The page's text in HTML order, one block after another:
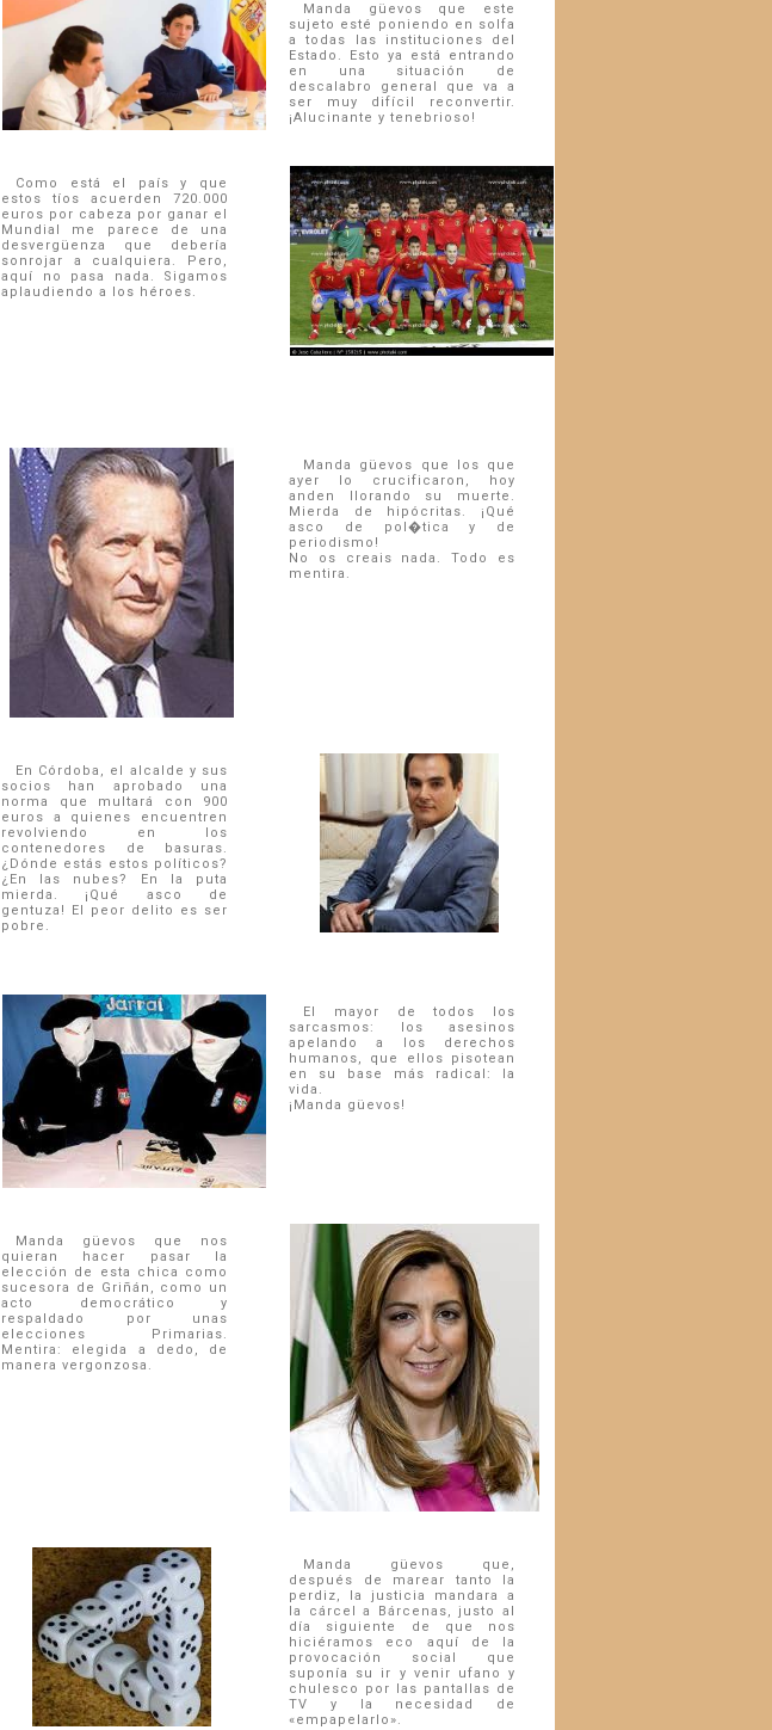
Manda güevos que este
sujeto esté poniendo en solfa
a todas las instituciones del
Estado. Esto ya está entrando
en una situación de
descalabro general que va a
ser muy difícil reconvertir.
¡Alucinante y tenebrioso!
Como está el país y que
estos tíos acuerden 720.000
euros por cabeza por ganar el
Mundial me parece de una
desvergüenza que debería
sonrojar a cualquiera. Pero,
aquí no pasa nada. Sigamos
aplaudiendo a los héroes.
Manda güevos que los que
ayer lo crucificaron, hoy
anden llorando su muerte.
Mierda de hipócritas. ¡Qué
asco de pol�­tica y de
periodismo!
No os creais nada. Todo es
mentira.
En Córdoba, el alcalde y sus
socios han aprobado una
norma que multará con 900
euros a quienes encuentren
revolviendo en los
contenedores de basuras.
¿Dónde estás estos políticos?
¿En las nubes? En la puta
mierda. ¡Qué asco de
gentuza! El peor delito es ser
pobre.
El mayor de todos los
sarcasmos: los asesinos
apelando a los derechos
humanos, que ellos pisotean
en su base más radical: la
vida.
¡Manda güevos!
Manda güevos que nos
quieran hacer pasar la
elección de esta chica como
sucesora de Griñán, como un
acto democrático y
respaldado por unas
elecciones Primarias.
Mentira: elegida a dedo, de
manera vergonzosa.
Manda güevos que,
después de marear tanto la
perdiz, la justicia mandara a
la cárcel a Bárcenas, justo al
día siguiente de que nos
hiciéramos eco aquí de la
provocación social que
suponía su ir y venir ufano y
chulesco por las pantallas de
TV y la necesidad de
«empapelarlo».